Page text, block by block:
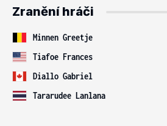
Zranění hráči
Minnen Greetje
Tiafoe Frances
Diallo Gabriel
Tararudee Lanlana